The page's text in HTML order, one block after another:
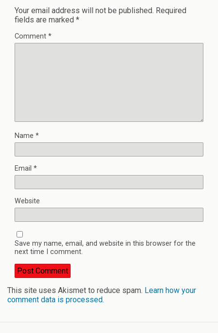
Your email address will not be published. Required
fields are marked *
Comment *
Name *
Email *
Website
Save my name, email, and website in this browser for the
next time I comment.
This site uses Akismet to reduce spam. Learn how your
comment data is processed.